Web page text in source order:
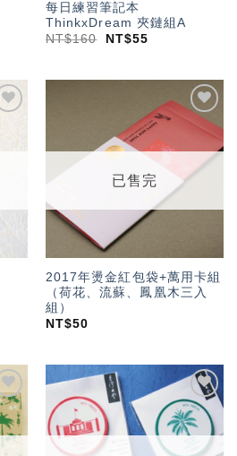
每日練習筆記本
ThinkxDream 夾鏈組A
NT$160 NT$55
輕
加入
「願
望輕
單」
已售完
2017年燙金紅包袋+萬用卡組
（荷花、流蘇、鳳凰木三入
組）
NT$50
加入
願
輕
單」
加入
「願
望輕
單」